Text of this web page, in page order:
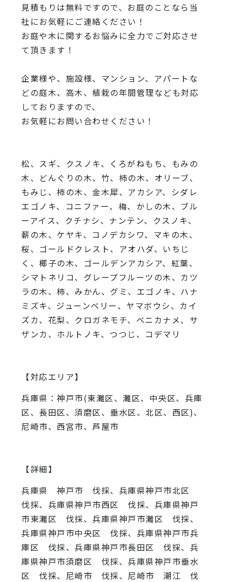
見積もりは無料ですので、 お庭のことなら当
社にお気軽にご連絡ください！
お庭や木に関するお悩みに全力でご対応させ
て頂きます！
企業様や、施設様、マンション、アパートな
どの庭木、高木、植栽の年間管理なども対応
しておりますので、
お気軽にお問い合わせください！
松、スギ、クスノキ、くろがねもち、もみの
木、どんぐりの木、 竹、柿の木、オリーブ、
もみじ、柿の木、金木犀、アカシア、 シダレ
エゴノキ、コニファー、梅、かしの木、ブル
ーアイス、 クチナシ、ナンテン、クスノキ、
薪の木、ケヤキ、コノデカシワ、マキの木、
桜、 ゴールドクレスト、アオハダ、いちじ
く、椰子の木、 ゴールデンアカシア、紅葉、
シマトネリコ、 グレープフルーツの木、カツ
ラの木、柿、みかん、グミ、 エゴノキ、ハナ
ミズキ、ジューンベリー、ヤマボウシ、カイ
ズカ、 花梨、クロガネモチ、ベニカナメ、サ
ザンカ、ホルトノキ、 つつじ、コデマリ
【対応エリア】
兵庫県：神戸市(東灘区、灘区、中央区、兵庫
区、長田区、須磨区、垂水区、北区、西区)、
尼崎市、西宮市、芦屋市
【詳細】
兵庫県 神戸市 伐採、兵庫県神戸市北区
伐採、兵庫県神戸市西区 伐採、兵庫県神戸
市東灘区 伐採、兵庫県神戸市灘区 伐採、
兵庫県神戸市中央区 伐採、兵庫県神戸市兵
庫区 伐採、兵庫県神戸市長田区 伐採、兵
庫県神戸市須磨区 伐採、兵庫県神戸市垂水
区 伐採、尼崎市 伐採、尼崎市 潮江 伐